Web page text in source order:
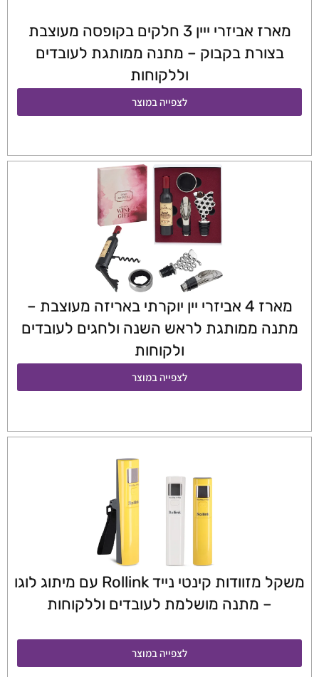
מארז אביזרי ייין 3 חלקים בקופסה מעוצבת
בצורת בקבוק – מתנה ממותגת לעובדים
וללקוחות
לצפייה במוצר
מארז 4 אביזרי יין יוקרתי באריזה מעוצבת –
מתנה ממותגת לראש השנה ולחגים לעובדים
ולקוחות
לצפייה במוצר
משקל מזוודות קינטי נייד Rollink עם מיתוג לוגו
– מתנה מושלמת לעובדים וללקוחות
לצפייה במוצר